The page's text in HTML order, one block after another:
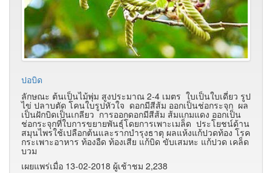
ปอบิด
ลักษณะ ต้นเป็นไม้พุ่ม สูงประมาณ 2-4 เมตร ใบเป็นใบเดี่ยว รูป
ไข่ ปลาบตัด โคนใบรูปหัวใจ ดอกมีสีส้ม ออกเป็นช่อกระจุก ผล
เป็นฝักบิดเป็นเกลียว การออกดอกมีสีส้ม ส้มแกมแดง ออกเป็น
ช่อกระจุกที่ใบการขยายพันธุ์โดยการเพาะเมล็ด ประโยชน์ด้าน
สมุนไพรใช้เปลือกต้นและรากบำรุงธาตุ ผลแห้งแก้ปวดท้อง โรค
กระเพาะอาหาร ท้องอืด ท้องเสีย แก้บิด ขับเสมหะ แก้ปวด เคล็ด
บวม
เผยแพร่เมื่อ 13-02-2018 ผู้เช้าชม 2,238